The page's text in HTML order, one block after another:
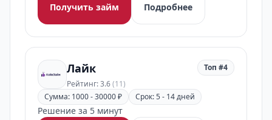
Получить займ
Подробнее
Лайк
Рейтинг: 3.6(11)
Топ #4
Сумма: 1000 - 30000 ₽ Срок: 5 - 14 дней
Решение за 5 минут